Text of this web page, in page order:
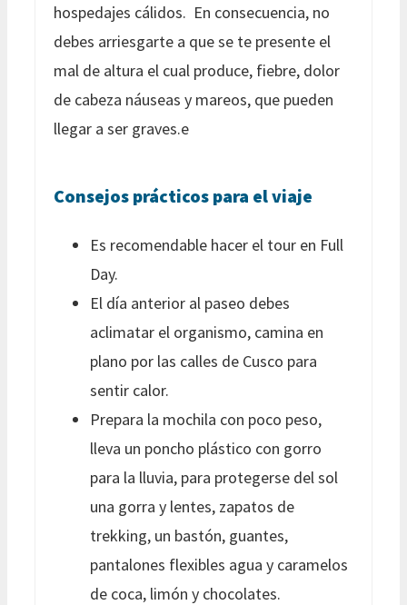
hospedajes cálidos. En consecuencia, no
debes arriesgarte a que se te presente el
mal de altura el cual produce, fiebre, dolor
de cabeza náuseas y mareos, que pueden
llegar a ser graves.e
Consejos prácticos para el viaje
Es recomendable hacer el tour en Full
Day.
El día anterior al paseo debes
aclimatar el organismo, camina en
plano por las calles de Cusco para
sentir calor.
Prepara la mochila con poco peso,
lleva un poncho plástico con gorro
para la lluvia, para protegerse del sol
una gorra y lentes, zapatos de
trekking, un bastón, guantes,
pantalones flexibles agua y caramelos
de coca, limón y chocolates.